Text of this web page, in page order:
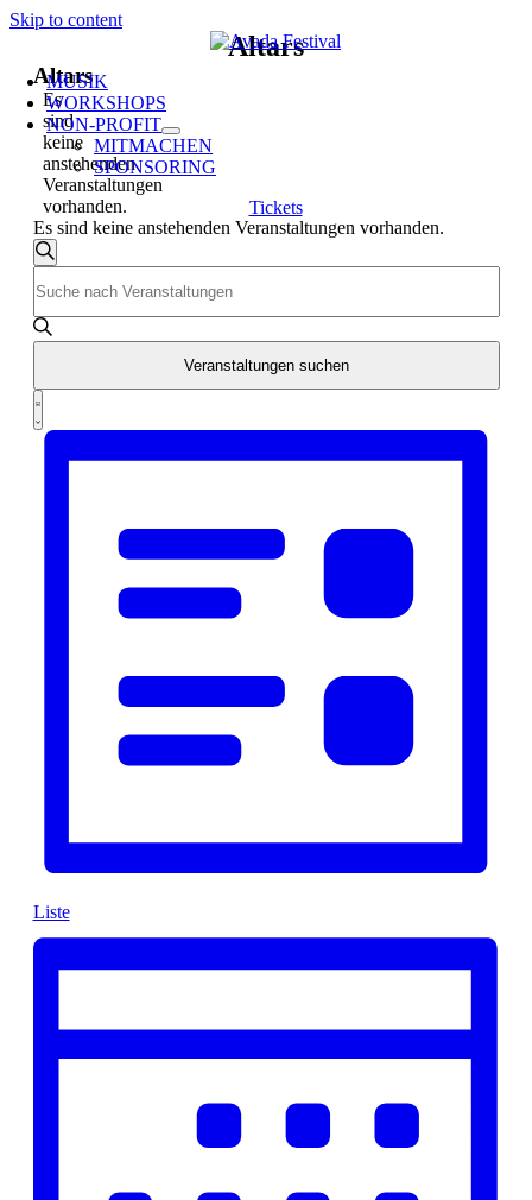
Skip to content
MUSIK
WORKSHOPS
NON-PROFIT
MITMACHEN
SPONSORING
Tickets
Altars
Altars
Es
sind
keine
anstehenden
Veranstaltungen
vorhanden.
Es sind keine anstehenden Veranstaltungen vorhanden.
Veranstaltungen
Suche
und
Ansichten,
Navigation
Suche
Schlüsselwort
eingeben.
Suche
Veranstaltungen
Schlüsselwort.
Veranstaltungen suchen
Veranstaltung
Ansichten-
Liste
Liste